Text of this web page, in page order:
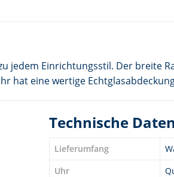
jedem Einrichtungsstil. Der breite
hat eine wertige
Technische
Lieferumfang
Uhr